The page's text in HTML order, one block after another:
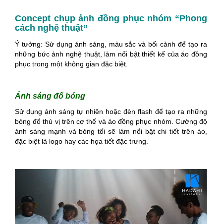
Concept chụp ảnh đồng phục nhóm “Phong
cách nghệ thuật”
Ý tưởng: Sử dụng ánh sáng, màu sắc và bối cảnh để tạo ra
những bức ảnh nghệ thuật, làm nổi bật thiết kế của áo đồng
phục trong một không gian đặc biệt.
Ánh sáng đổ bóng
Sử dụng ánh sáng tự nhiên hoặc đèn flash để tạo ra những
bóng đổ thú vị trên cơ thể và áo đồng phục nhóm. Cường độ
ánh sáng mạnh và bóng tối sẽ làm nổi bật chi tiết trên áo,
đặc biệt là logo hay các họa tiết đặc trưng.